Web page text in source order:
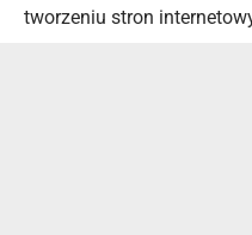
tworzeniu stron